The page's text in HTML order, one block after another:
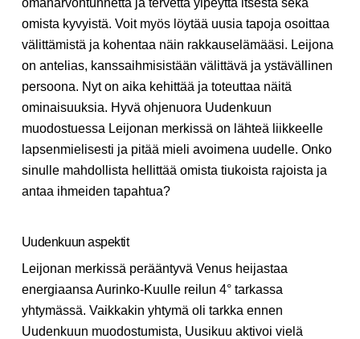
omista kyvyistä. Voit myös löytää uusia tapoja osoittaa
välittämistä ja kohentaa näin rakkauselämääsi. Leijona
on antelias, kanssaihmisistään välittävä ja ystävällinen
persoona. Nyt on aika kehittää ja toteuttaa näitä
ominaisuuksia. Hyvä ohjenuora Uudenkuun
muodostuessa Leijonan merkissä on lähteä liikkeelle
lapsenmielisesti ja pitää mieli avoimena uudelle. Onko
sinulle mahdollista hellittää omista tiukoista rajoista ja
antaa ihmeiden tapahtua?
Uudenkuun aspektit
Leijonan merkissä perääntyvä Venus heijastaa
energiaansa Aurinko-Kuulle reilun 4° tarkassa
yhtymässä. Vaikkakin yhtymä oli tarkka ennen
Uudenkuun muodostumista, Uusikuu aktivoi vielä